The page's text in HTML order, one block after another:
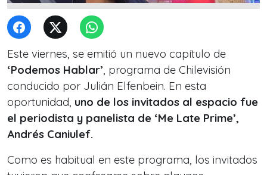
Este viernes, se emitió un nuevo capítulo de
‘Podemos Hablar’, programa de Chilevisión
conducido por Julián Elfenbein. En esta
oportunidad, uno de los invitados al espacio fue
el periodista y panelista de ‘Me Late Prime’,
Andrés Caniulef.
Como es habitual en este programa, los invitados